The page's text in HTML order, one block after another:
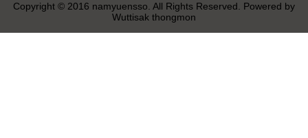
Copyright © 2016 namyuensso. All Rights Reserved. Powered by
Wuttisak thongmon